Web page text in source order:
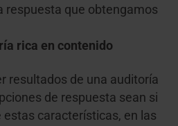
respuesta que obtengamos
rica en contenido
resultados de una auditoría
de respuesta sean si
estas características, en las